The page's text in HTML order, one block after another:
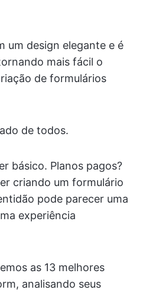
um design elegante e é
mais fácil o
de formulários
de todos.
básico. Planos pagos?
criando um formulário
pode parecer uma
experiência
as 13 melhores
analisando seus